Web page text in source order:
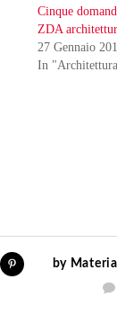
Cinque
ZDA
27 Gennaio
In
by